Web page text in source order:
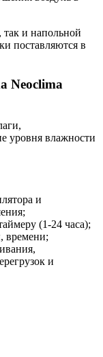
и напольной
поставляются в
Neoclima
уровня влажности
и
(1-24 часа);
времени;
и